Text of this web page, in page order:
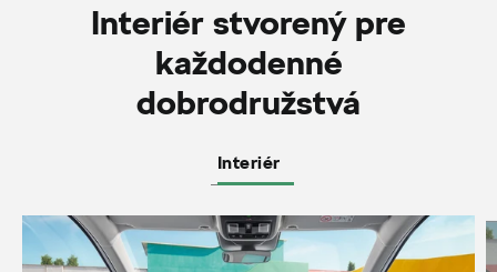
Interiér stvorený pre
každodenné
dobrodružstvá
Interiér